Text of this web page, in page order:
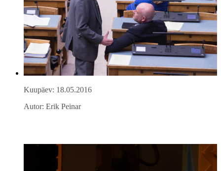
Kuupäev: 18.05.2016
Autor: Erik Peinar